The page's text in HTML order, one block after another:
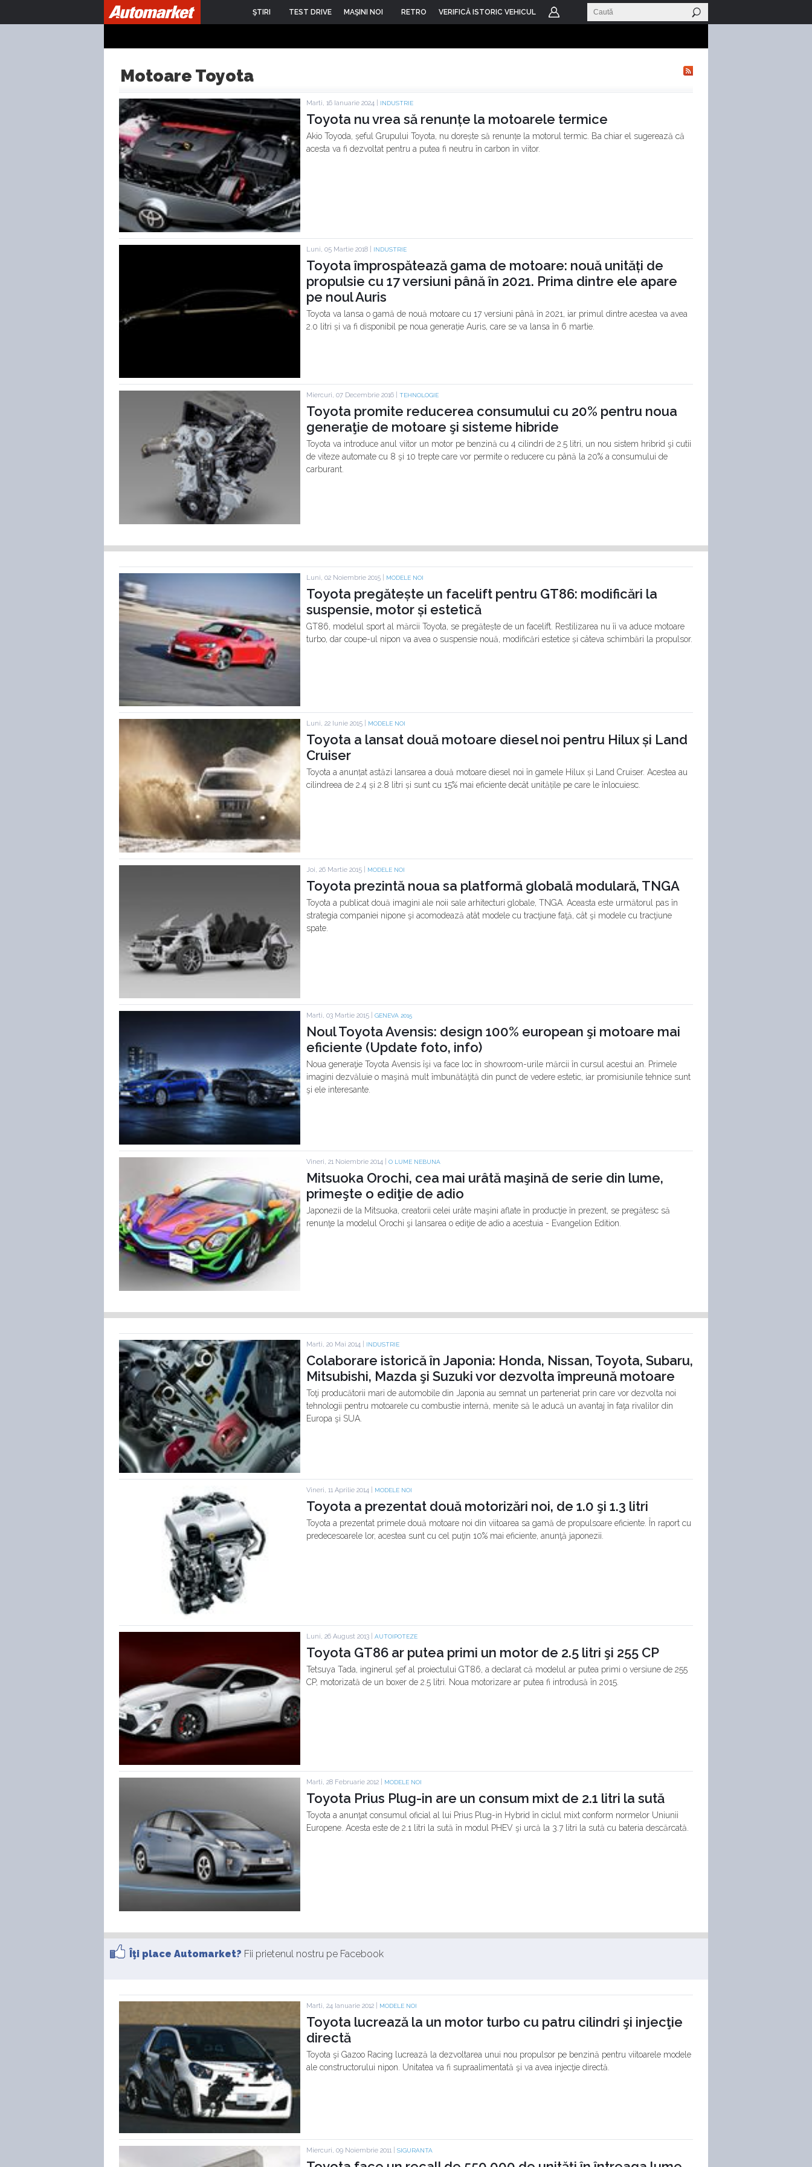
ŞTIRI TEST DRIVE MAŞINI NOI RETRO VERIFICĂ ISTORIC VEHICUL
Motoare Toyota
Marti, 16 Ianuarie 2024 | INDUSTRIE
Toyota nu vrea să renunțe la motoarele termice
Akio Toyoda, șeful Grupului Toyota, nu dorește să renunțe la motorul termic. Ba chiar el sugerează că
acesta va fi dezvoltat pentru a putea fi neutru în carbon în viitor.
Luni, 05 Martie 2018 | INDUSTRIE
Toyota împrospătează gama de motoare: nouă unități de
propulsie cu 17 versiuni până în 2021. Prima dintre ele apare
pe noul Auris
Toyota va lansa o gamă de nouă motoare cu 17 versiuni până în 2021, iar primul dintre acestea va avea
2.0 litri și va fi disponibil pe noua generație Auris, care se va lansa în 6 martie.
Miercuri, 07 Decembrie 2016 | TEHNOLOGIE
Toyota promite reducerea consumului cu 20% pentru noua
generaţie de motoare şi sisteme hibride
Toyota va introduce anul viitor un motor pe benzină cu 4 cilindri de 2.5 litri, un nou sistem hribrid şi cutii
de viteze automate cu 8 şi 10 trepte care vor permite o reducere cu până la 20% a consumului de
carburant.
Luni, 02 Noiembrie 2015 | MODELE NOI
Toyota pregătește un facelift pentru GT86: modificări la
suspensie, motor și estetică
GT86, modelul sport al mărcii Toyota, se pregătește de un facelift. Restilizarea nu îi va aduce motoare
turbo, dar coupe-ul nipon va avea o suspensie nouă, modificări estetice și câteva schimbări la propulsor.
Luni, 22 Iunie 2015 | MODELE NOI
Toyota a lansat două motoare diesel noi pentru Hilux și Land
Cruiser
Toyota a anunțat astăzi lansarea a două motoare diesel noi în gamele Hilux și Land Cruiser. Acestea au
cilindreea de 2.4 și 2.8 litri și sunt cu 15% mai eficiente decât unitățile pe care le înlocuiesc.
Joi, 26 Martie 2015 | MODELE NOI
Toyota prezintă noua sa platformă globală modulară, TNGA
Toyota a publicat două imagini ale noii sale arhitecturi globale, TNGA. Aceasta este următorul pas în
strategia companiei nipone şi acomodează atât modele cu tracţiune faţă, cât şi modele cu tracţiune
spate.
Marti, 03 Martie 2015 | GENEVA 2015
Noul Toyota Avensis: design 100% european şi motoare mai
eficiente (Update foto, info)
Noua generaţie Toyota Avensis îşi va face loc în showroom-urile mărcii în cursul acestui an. Primele
imagini dezvăluie o maşină mult îmbunătăţită din punct de vedere estetic, iar promisiunile tehnice sunt
şi ele interesante.
Vineri, 21 Noiembrie 2014 | O LUME NEBUNA
Mitsuoka Orochi, cea mai urâtă maşină de serie din lume,
primeşte o ediţie de adio
Japonezii de la Mitsuoka, creatorii celei urâte maşini aflate în producţie în prezent, se pregătesc să
renunţe la modelul Orochi şi lansarea o ediţie de adio a acestuia - Evangelion Edition.
Marti, 20 Mai 2014 | INDUSTRIE
Colaborare istorică în Japonia: Honda, Nissan, Toyota, Subaru,
Mitsubishi, Mazda şi Suzuki vor dezvolta împreună motoare
Toţi producătorii mari de automobile din Japonia au semnat un parteneriat prin care vor dezvolta noi
tehnologii pentru motoarele cu combustie internă, menite să le aducă un avantaj în faţa rivalilor din
Europa şi SUA.
Vineri, 11 Aprilie 2014 | MODELE NOI
Toyota a prezentat două motorizări noi, de 1.0 şi 1.3 litri
Toyota a prezentat primele două motoare noi din viitoarea sa gamă de propulsoare eficiente. În raport cu
predecesoarele lor, acestea sunt cu cel puţin 10% mai eficiente, anunţă japonezii.
Luni, 26 August 2013 | AUTOIPOTEZE
Toyota GT86 ar putea primi un motor de 2.5 litri şi 255 CP
Tetsuya Tada, inginerul şef al proiectului GT86, a declarat că modelul ar putea primi o versiune de 255
CP, motorizată de un boxer de 2.5 litri. Noua motorizare ar putea fi introdusă în 2015.
Marti, 28 Februarie 2012 | MODELE NOI
Toyota Prius Plug-in are un consum mixt de 2.1 litri la sută
Toyota a anunţat consumul oficial al lui Prius Plug-in Hybrid în ciclul mixt conform normelor Uniunii
Europene. Acesta este de 2.1 litri la sută în modul PHEV şi urcă la 3.7 litri la sută cu bateria descărcată.
Îţi place Automarket? Fii prietenul nostru pe Facebook
Marti, 24 Ianuarie 2012 | MODELE NOI
Toyota lucrează la un motor turbo cu patru cilindri şi injecţie
directă
Toyota şi Gazoo Racing lucrează la dezvoltarea unui nou propulsor pe benzină pentru viitoarele modele
ale constructorului nipon. Unitatea va fi supraalimentată şi va avea injecţie directă.
Miercuri, 09 Noiembrie 2011 | SIGURANTA